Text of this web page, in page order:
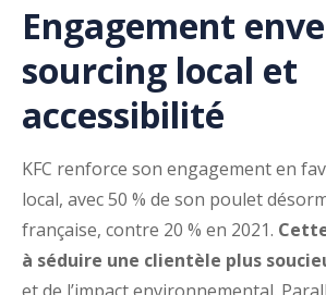
Engagement
sourcing local et
accessibilité
KFC renforce son engagement en
local, avec 50 % de son poulet
française, contre 20 % en 2021.
à séduire une clientèle plus